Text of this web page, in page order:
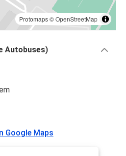
Protomaps©OpenStreetMap
Autobuses)
Google Maps